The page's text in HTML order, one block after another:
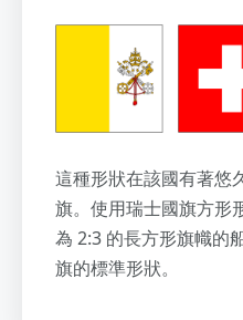
這種形狀在該國有著悠
旗。使用瑞士國旗方形
為 2:3 的長方形旗幟的
旗的標準形狀。